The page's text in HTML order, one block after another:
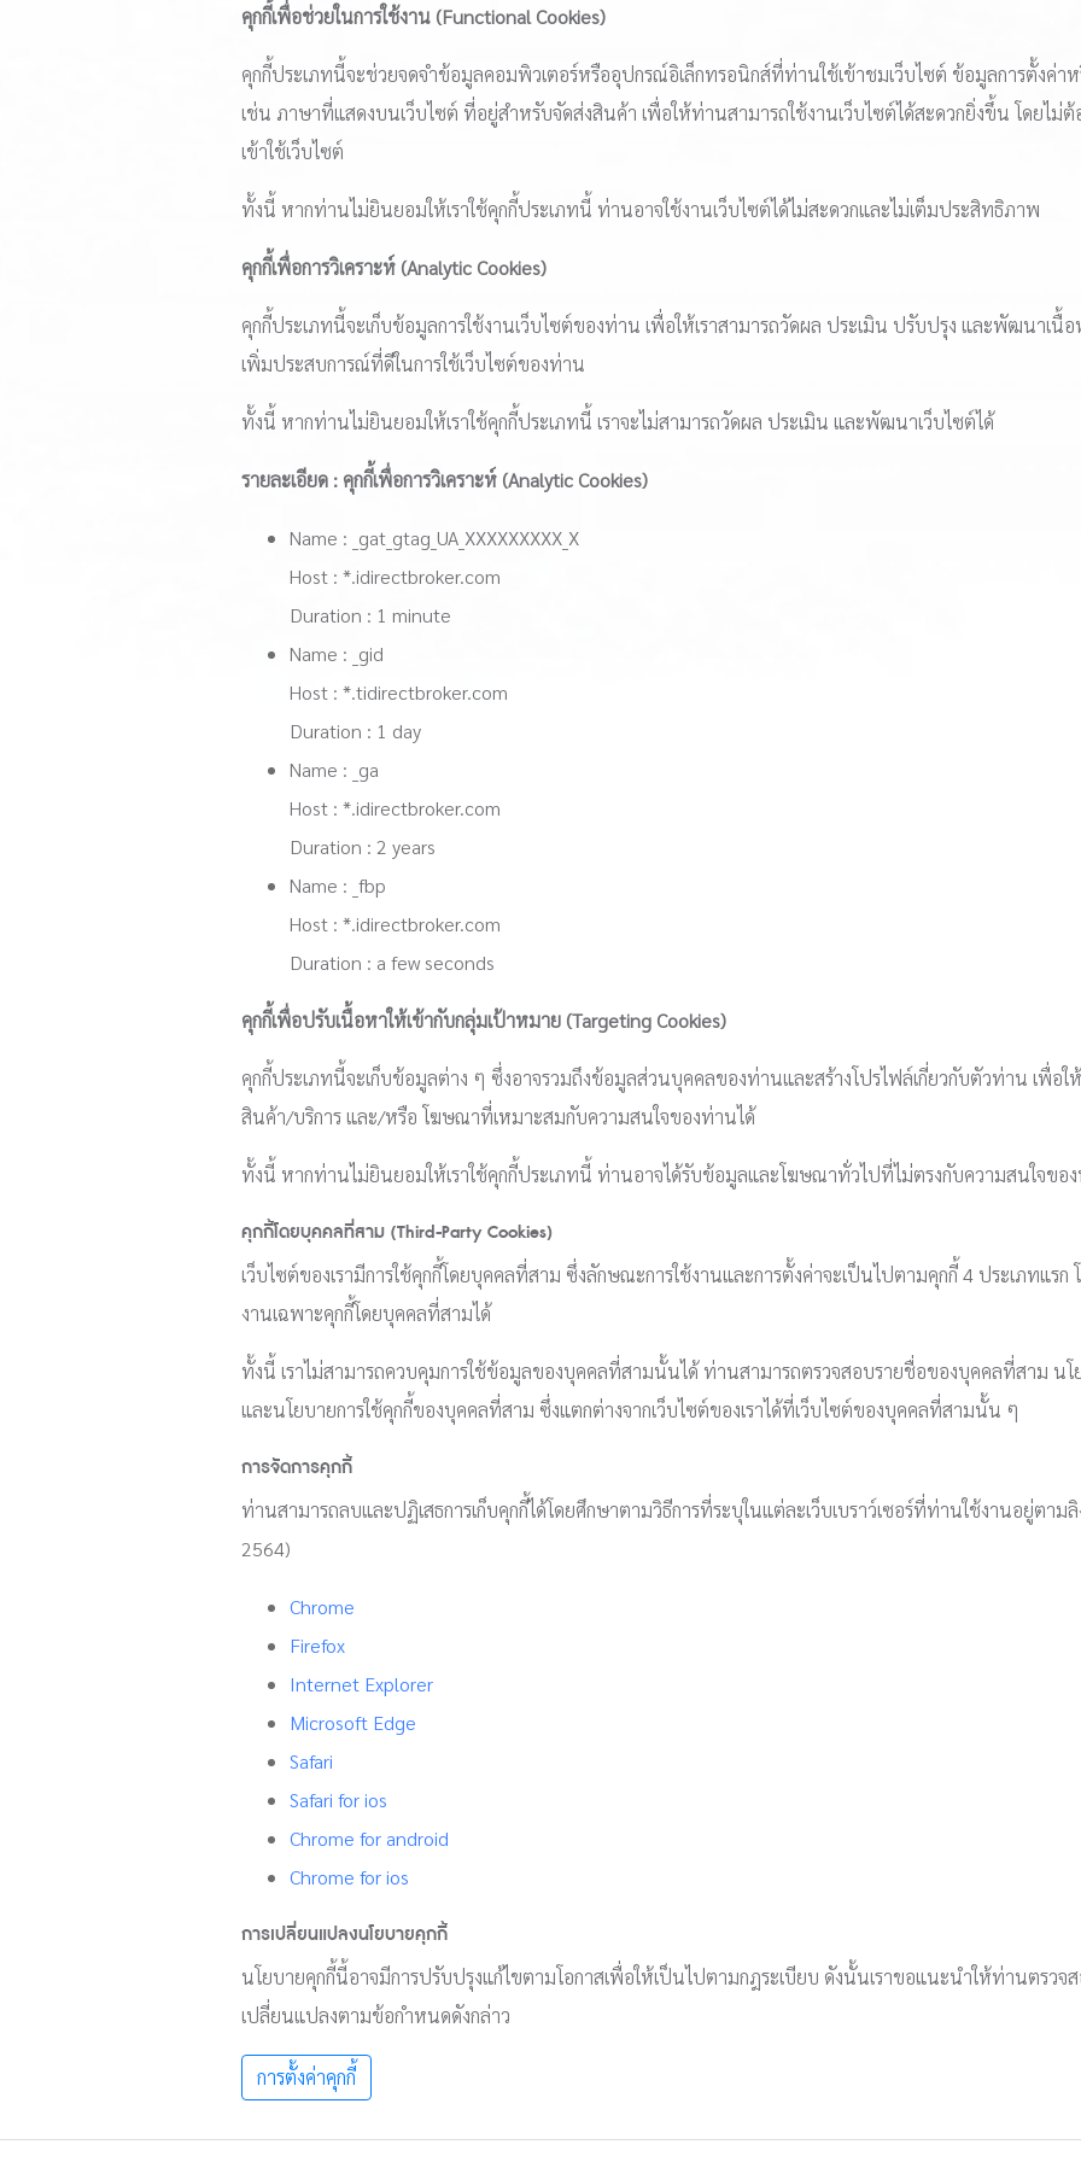
คุกกี้เพื่อช่วยในการใช้งาน (Functional Cookies)
คุกกี้ประเภทนี้จะช่วยจดจำข้อมูลคอมพิวเตอร์หรืออุปกรณ์อิเล็กทรอนิกส์ที่ท่านใช้เข้าชมเว็บไซต์ ข้อมูลการตั้งค่าห
เช่น ภาษาที่แสดงบนเว็บไซต์ ที่อยู่สำหรับจัดส่งสินค้า เพื่อให้ท่านสามารถใช้งานเว็บไซต์ได้สะดวกยิ่งขึ้น โดยไ
เข้าใช้เว็บไซต์
ทั้งนี้ หากท่านไม่ยินยอมให้เราใช้คุกกี้ประเภทนี้ ท่านอาจใช้งานเว็บไซต์ได้ไม่สะดวกและไม่เต็มประสิทธิภาพ
คุกกี้เพื่อการวิเคราะห์ (Analytic Cookies)
คุกกี้ประเภทนี้จะเก็บข้อมูลการใช้งานเว็บไซต์ของท่าน เพื่อให้เราสามารถวัดผล ประเมิน ปรับปรุง และพัฒนาเนื้อ
เพิ่มประสบการณ์ที่ดีในการใช้เว็บไซต์ของท่าน
ทั้งนี้ หากท่านไม่ยินยอมให้เราใช้คุกกี้ประเภทนี้ เราจะไม่สามารถวัดผล ประเมิน และพัฒนาเว็บไซต์ได้
รายละเอียด : คุกกี้เพื่อการวิเคราะห์ (Analytic Cookies)
Name : _gat_gtag_UA_XXXXXXXXX_X
Host : *.idirectbroker.com
Duration : 1 minute
Name : _gid
Host : *.tidirectbroker.com
Duration : 1 day
Name : _ga
Host : *.idirectbroker.com
Duration : 2 years
Name : _fbp
Host : *.idirectbroker.com
Duration : a few seconds
คุกกี้เพื่อปรับเนื้อหาให้เข้ากับกลุ่มเป้าหมาย (Targeting Cookies)
คุกกี้ประเภทนี้จะเก็บข้อมูลต่าง ๆ ซึ่งอาจรวมถึงข้อมูลส่วนบุคคลของท่านและสร้างโปรไฟล์เกี่ยวกับตัวท่าน เพื่อใ
สินค้า/บริการ และ/หรือ โฆษณาที่เหมาะสมกับความสนใจของท่านได้
ทั้งนี้ หากท่านไม่ยินยอมให้เราใช้คุกกี้ประเภทนี้ ท่านอาจได้รับข้อมูลและโฆษณาทั่วไปที่ไม่ตรงกับความสนใจขอ
คุกกี้โดยบุคคลที่สาม (Third-Party Cookies)
เว็บไซต์ของเรามีการใช้คุกกี้โดยบุคคลที่สาม ซึ่งลักษณะการใช้งานและการตั้งค่าจะเป็นไปตามคุกกี้ 4 ประเภทแรก
งานเฉพาะคุกกี้โดยบุคคลที่สามได้
ทั้งนี้ เราไม่สามารถควบคุมการใช้ข้อมูลของบุคคลที่สามนั้นได้ ท่านสามารถตรวจสอบรายชื่อของบุคคลที่สาม น
และนโยบายการใช้คุกกี้ของบุคคลที่สาม ซึ่งแตกต่างจากเว็บไซต์ของเราได้ที่เว็บไซต์ของบุคคลที่สามนั้น ๆ
การจัดการคุกกี้
ท่านสามารถลบและปฏิเสธการเก็บคุกกี้ได้โดยศึกษาตามวิธีการที่ระบุในแต่ละเว็บเบราว์เซอร์ที่ท่านใช้งานอยู่ต
2564)
Chrome
Firefox
Internet Explorer
Microsoft Edge
Safari
Safari for ios
Chrome for android
Chrome for ios
การเปลี่ยนแปลงนโยบายคุกกี้
นโยบายคุกกี้นี้อาจมีการปรับปรุงแก้ไขตามโอกาสเพื่อให้เป็นไปตามกฎระเบียบ ดังนั้นเราขอแนะนำให้ท่านตรวจส
เปลี่ยนแปลงตามข้อกำหนดดังกล่าว
การตั้งค่าคุกกี้